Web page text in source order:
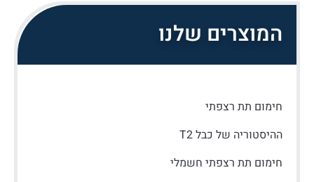
המוצרים שלנו
חימום תת רצפתי
ההיסטוריה של כבל T2
חימום תת רצפתי חשמלי